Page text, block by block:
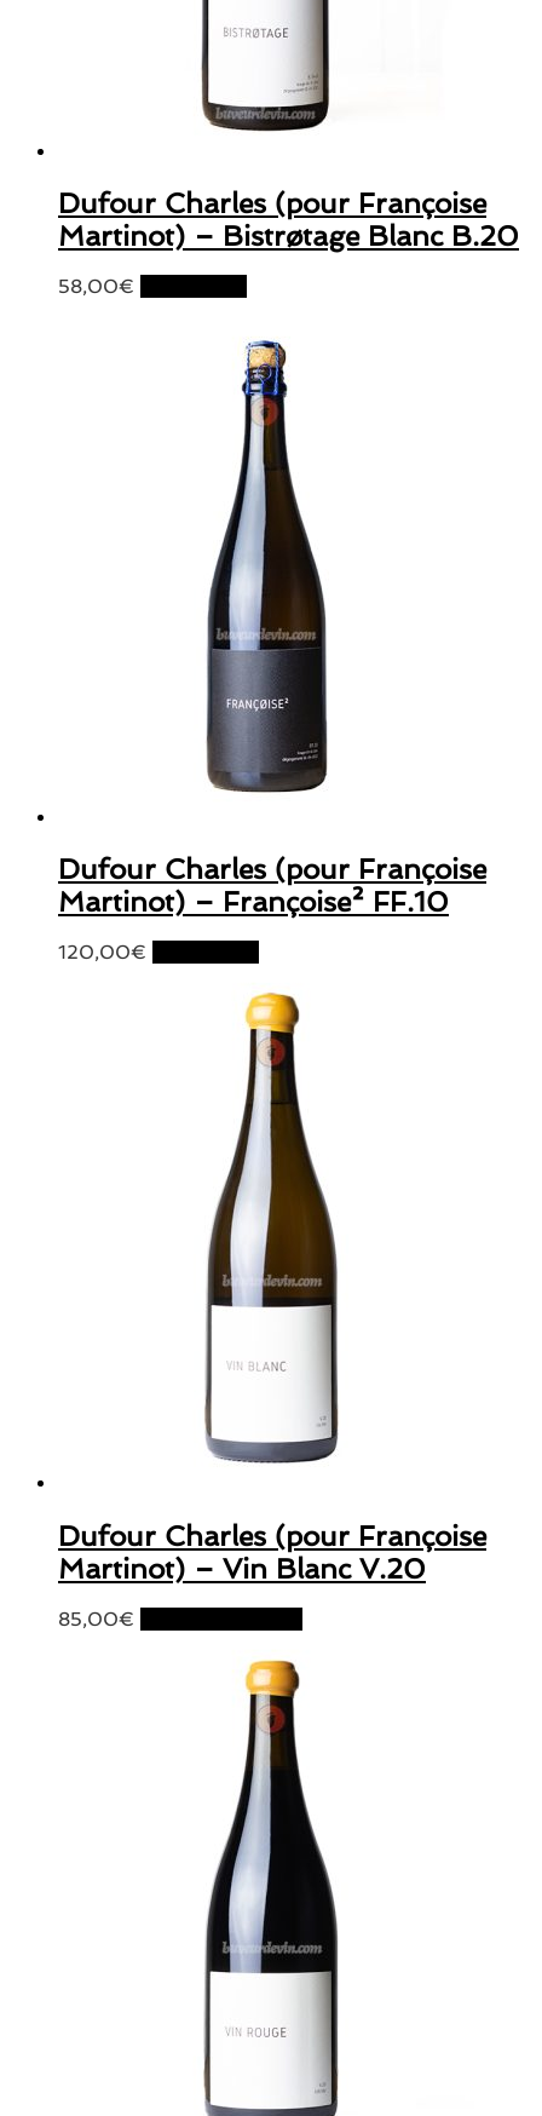
Dufour Charles (pour Françoise
Martinot) – Bistrøtage Blanc B.20
58,00€
Dufour Charles (pour Françoise
Martinot) – Françoise² FF.10
120,00€
Dufour Charles (pour Françoise
Martinot) – Vin Blanc V.20
85,00€